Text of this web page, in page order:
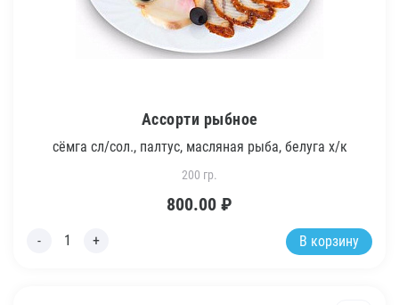
Ассорти рыбное
сёмга сл/сол., палтус, масляная рыба, белуга х/к
200 гр.
800.00 ₽
В корзину